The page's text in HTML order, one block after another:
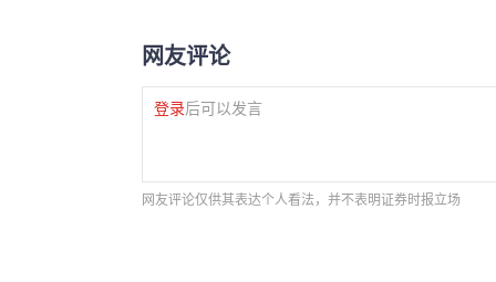
网友评论
登录后可以发言
网友评论仅供其表达个人看法，并不表明证券时报立场